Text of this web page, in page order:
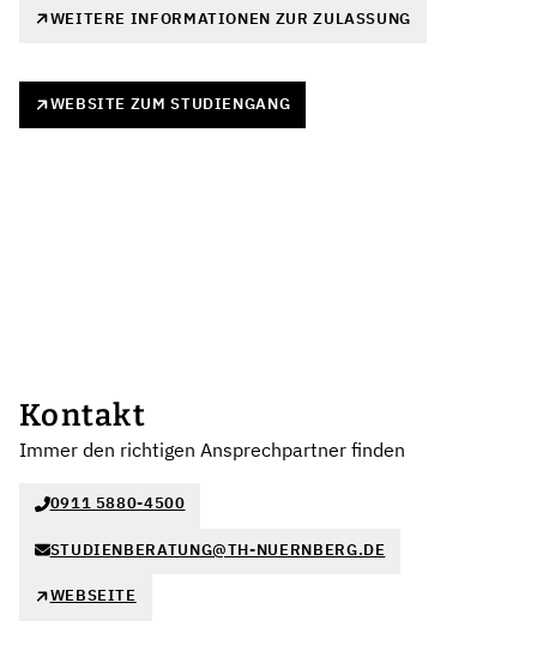
WEITERE INFORMATIONEN ZUR ZULASSUNG
WEBSITE ZUM STUDIENGANG
Kontakt
Immer den richtigen Ansprechpartner finden
0911 5880-4500
STUDIENBERATUNG@TH-NUERNBERG.DE
WEBSEITE